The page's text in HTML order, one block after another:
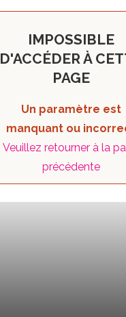
IMPOSSIBLE
D'ACCÉDER À
PAGE
Un paramètre est
manquant ou
Veuillez retourner à la
précédente